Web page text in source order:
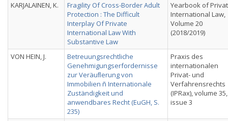
KARJALAINEN, K.
Fragility Of Cross-Border Adult
Protection : The Difficult
Interplay Of Private
International Law With
Substantive Law
Yearbook of
International Law,
Volume 20
(2018/2019)
VON HEIN, J.
Betreuungsrechtliche
Genehmigungserfordernisse
zur Veräuﬂerung von
Immobilien ñ Internationale
Zuständigkeit und
anwendbares Recht (EuGH, S.
235)
Praxis des
internationalen
Privat- und
Verfahrensrechts
(IPRax), volume 35,
issue 3